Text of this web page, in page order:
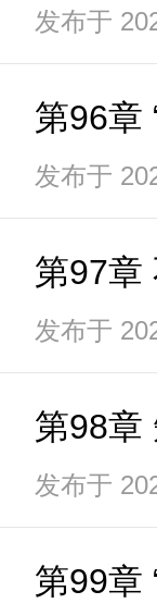
发布于
第96章
发布于
第97章
发布于
第98章
发布于
第99章